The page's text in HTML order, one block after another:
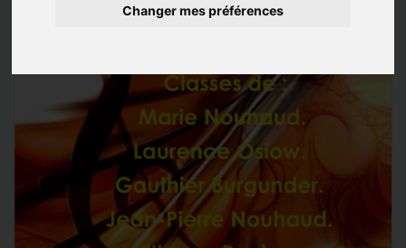
Changer mes préférences